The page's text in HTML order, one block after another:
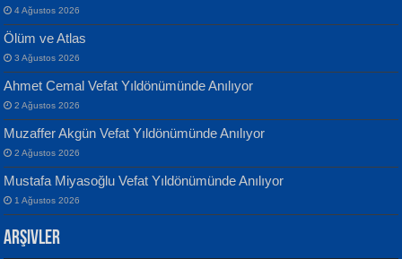
EKREM KARABABA
Yaralı Şiir...
İsmail Aydos
İnkisar...
4 Ağustos 2026
Ölüm ve Atlas
3 Ağustos 2026
Ahmet Cemal Vefat Yıldönümünde Anılıyor
2 Ağustos 2026
Muzaffer Akgün Vefat Yıldönümünde Anılıyor
2 Ağustos 2026
Mustafa Miyasoğlu Vefat Yıldönümünde Anılıyor
1 Ağustos 2026
Arşivler